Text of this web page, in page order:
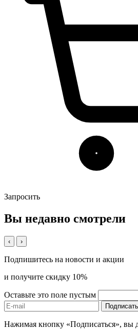
Запросить
Вы недавно смотрели
‹ ›
Подпишитесь на новости и акции
и получите скидку 10%
Оставьте это поле пустым
Нажимая кнопку «Подписаться», вы